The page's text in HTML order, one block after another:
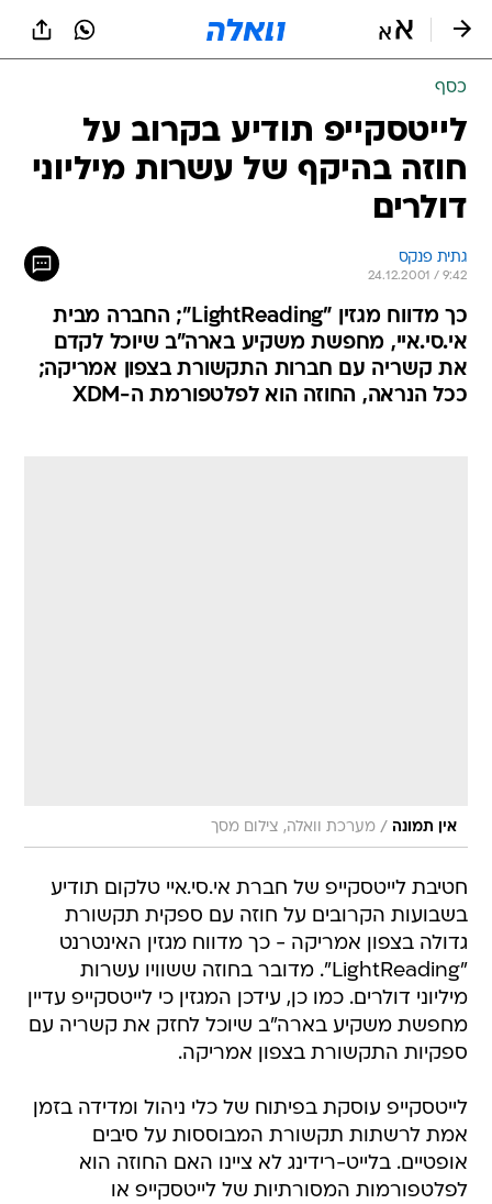
כסף
לייטסקייפ תודיע בקרוב על
חוזה בהיקף של עשרות מיליוני
דולרים
גתית פנקס
24.12.2001 / 9:42
כך מדווח מגזין "LightReading"; החברה מבית
אי.סי.איי, מחפשת משקיע בארה"ב שיוכל לקדם
את קשריה עם חברות התקשורת בצפון אמריקה;
ככל הנראה, החוזה הוא לפלטפורמת ה-XDM
אין תמונה / מערכת וואלה, צילום מסך
חטיבת לייטסקייפ של חברת אי.סי.איי טלקום תודיע
בשבועות הקרובים על חוזה עם ספקית תקשורת
גדולה בצפון אמריקה - כך מדווח מגזין האינטרנט
"LightReading". מדובר בחוזה ששוויו עשרות
מיליוני דולרים. כמו כן, עידכן המגזין כי לייטסקייפ עדיין
מחפשת משקיע בארה"ב שיוכל לחזק את קשריה עם
ספקיות התקשורת בצפון אמריקה.
לייטסקייפ עוסקת בפיתוח של כלי ניהול ומדידה בזמן
אמת לרשתות תקשורת המבוססות על סיבים
אופטיים. בלייט-רידינג לא ציינו האם החוזה הוא
לפלטפורמות המסורתיות של לייטסקייפ או